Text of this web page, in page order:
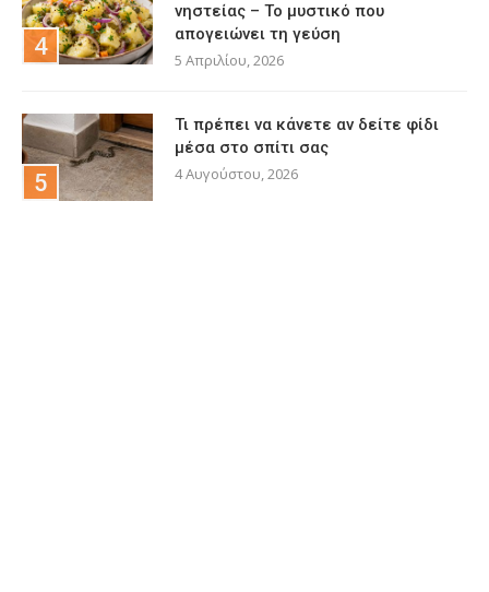
νηστείας – Το μυστικό που
απογειώνει τη γεύση
5 Απριλίου, 2026
Τι πρέπει να κάνετε αν δείτε φίδι
μέσα στο σπίτι σας
4 Αυγούστου, 2026